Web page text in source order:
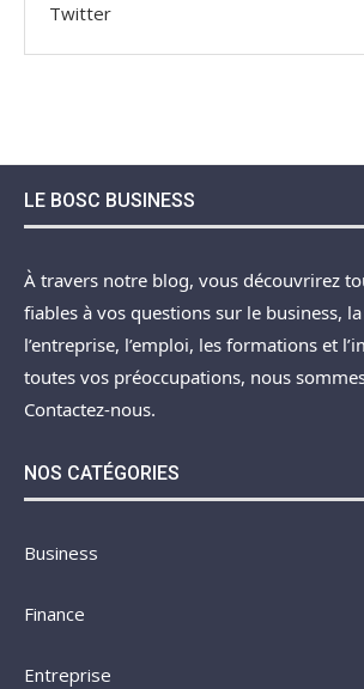
Twitter
LE BOSC BUSINESS
À travers notre blog, vous découvrirez
fiables à vos questions sur le business,
l’entreprise, l’emploi, les formations et
toutes vos préoccupations, nous
Contactez-nous.
NOS CATÉGORIES
Business
Finance
Entreprise